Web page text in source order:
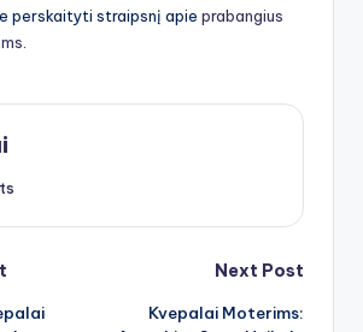
perskaityti straipsnį apie prabangius
Next Post
Kvepalai Moterims: